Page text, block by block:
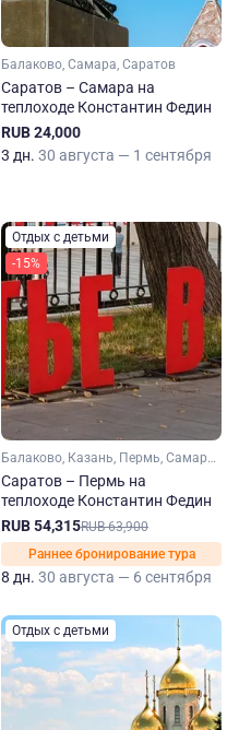
Балаково, Самара, Саратов
Саратов – Самара на
теплоходе Константин Федин
RUB 24,000
3 дн. 30 августа — 1 сентября
Отдых с детьми
-15%
Балаково, Казань, Пермь, Самара, Саратов, Ульяновск, Чайковский, Елабуга
Саратов – Пермь на
теплоходе Константин Федин
RUB 54,315RUB 63,900
Раннее бронирование тура
8 дн. 30 августа — 6 сентября
Отдых с детьми